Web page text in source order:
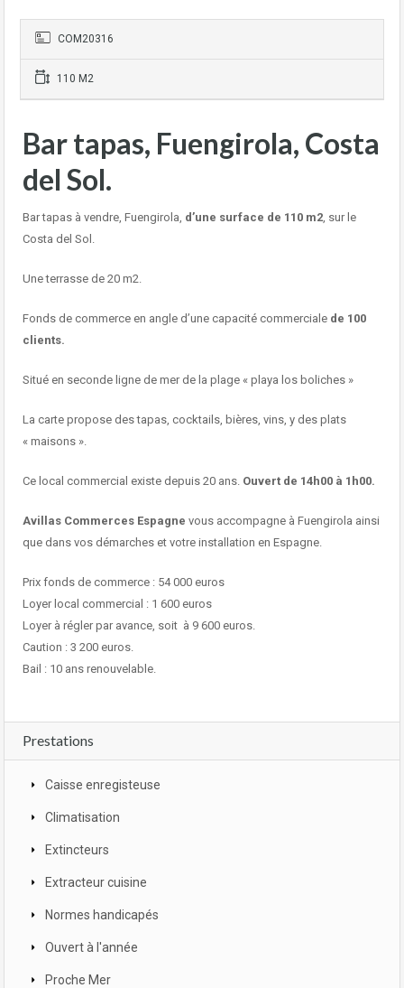
COM20316
110 M2
Bar tapas, Fuengirola, Costa
del Sol.
Bar tapas à vendre, Fuengirola, d’une surface de 110 m2, sur le
Costa del Sol.
Une terrasse de 20 m2.
Fonds de commerce en angle d’une capacité commerciale de 100
clients.
Situé en seconde ligne de mer de la plage « playa los boliches »
La carte propose des tapas, cocktails, bières, vins, y des plats
« maisons ».
Ce local commercial existe depuis 20 ans. Ouvert de 14h00 à 1h00.
Avillas Commerces Espagne vous accompagne à Fuengirola ainsi
que dans vos démarches et votre installation en Espagne.
Prix fonds de commerce : 54 000 euros
Loyer local commercial : 1 600 euros
Loyer à régler par avance, soit à 9 600 euros.
Caution : 3 200 euros.
Bail : 10 ans renouvelable.
Prestations
Caisse enregisteuse
Climatisation
Extincteurs
Extracteur cuisine
Normes handicapés
Ouvert à l'année
Proche Mer